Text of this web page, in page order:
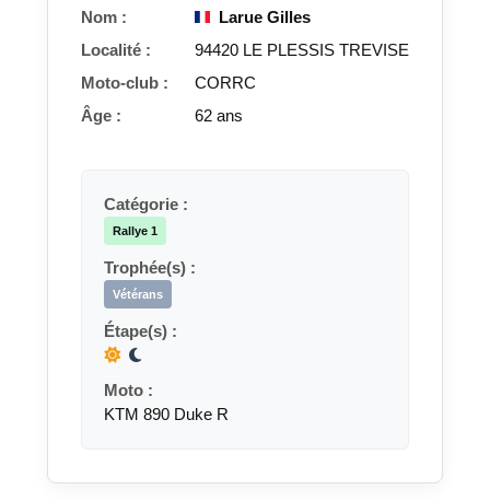
Nom :
Larue Gilles
Localité :
94420 LE PLESSIS TREVISE
Moto-club :
CORRC
Âge :
62 ans
Catégorie :
Rallye 1
Trophée(s) :
Vétérans
Étape(s) :
Moto :
KTM 890 Duke R